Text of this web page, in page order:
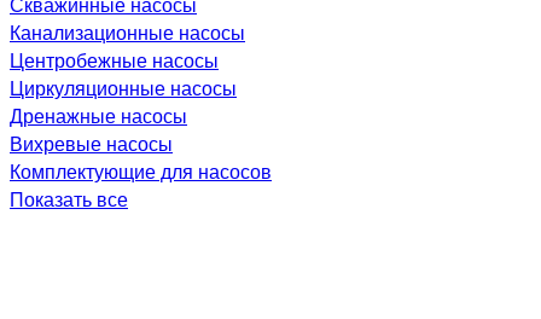
Канализационные насосы
Центробежные насосы
Циркуляционные насосы
Дренажные насосы
Вихревые насосы
Комплектующие для насосов
Показать все